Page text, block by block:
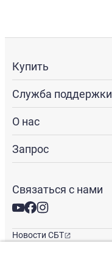
Купить
Служба поддержки
О нас
Запрос
Связаться с нами
Новости СБТ